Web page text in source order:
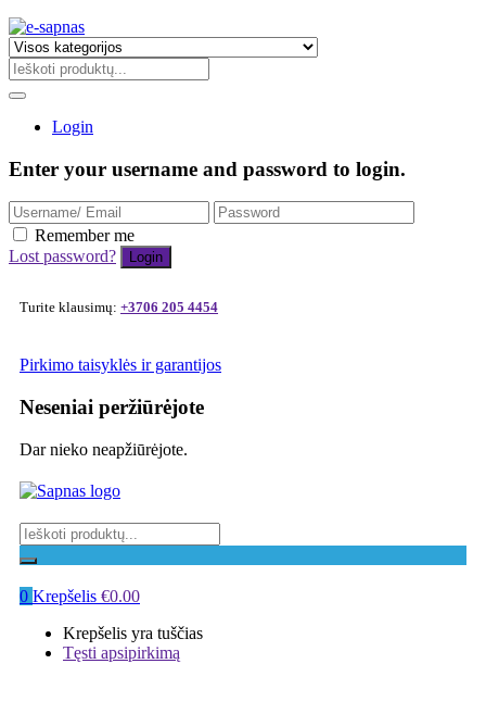
Login
Enter your username and password to login.
Remember me
Lost password?
Turite klausimų: +3706 205 4454
Pirkimo taisyklės ir garantijos
Neseniai peržiūrėjote
Dar nieko neapžiūrėjote.
0 Krepšelis €0.00
Krepšelis yra tuščias
Tęsti apsipirkimą